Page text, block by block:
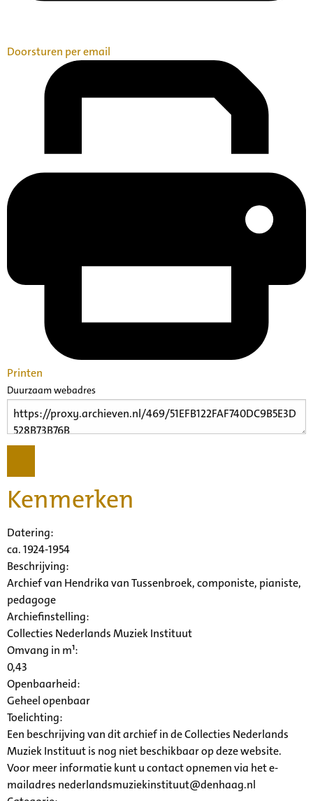
Doorsturen per email
Printen
Duurzaam webadres
Kenmerken
Datering:
ca. 1924-1954
Beschrijving:
Archief van Hendrika van Tussenbroek, componiste, pianiste,
pedagoge
Archiefinstelling:
Collecties Nederlands Muziek Instituut
Omvang in m¹:
0,43
Openbaarheid:
Geheel openbaar
Toelichting:
Een beschrijving van dit archief in de Collecties Nederlands
Muziek Instituut is nog niet beschikbaar op deze website.
Voor meer informatie kunt u contact opnemen via het e-
mailadres nederlandsmuziekinstituut@denhaag.nl